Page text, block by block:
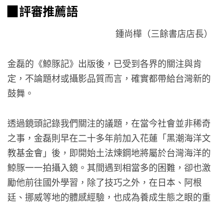
▉評審推薦語
鍾尚樺（三餘書店店長）
金磊的《鯨豚記》出版後，已受到各界的關注與肯
定，不論題材或攝影品質而言，確實都帶給台灣新的
鼓舞。
透過鏡頭記錄我們關注的議題，在當今社會並非稀奇
之事，金磊則早在二十多年前加入花蓮「黑潮海洋文
教基金會」後，即開始土法煉鋼地將屬於台灣海洋的
鯨豚一一拍攝入鏡。其間遇到相當多的困難，卻也激
勵他前往國外學習，除了技巧之外，在日本、阿根
廷、挪威等地的體感經驗，也成為養成生態之眼的重